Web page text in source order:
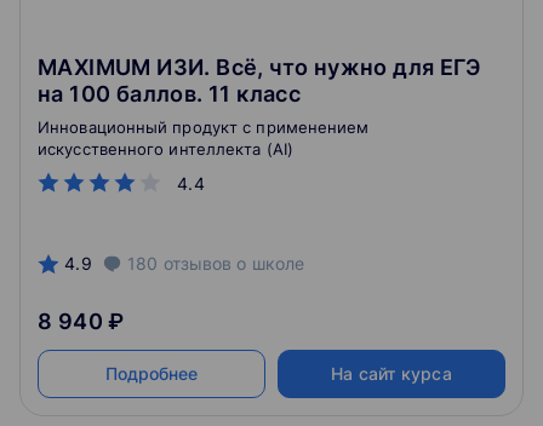
MAXIMUM ИЗИ. Всё, что нужно для ЕГЭ
на 100 баллов. 11 класс
4.4
Инновационный продукт с применением
искусственного интеллекта (AI)
4.9 180 отзывов о школе
8 940 ₽
Подробнее На сайт курса